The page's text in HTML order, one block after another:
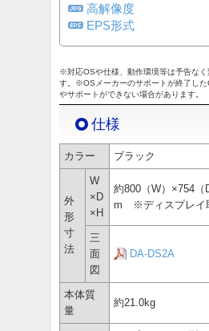
高解像度
EPS形式
※対応OSや仕様、動作環境等は予告なく
す。※OSメーカーのサポートが終了し
やサポートができない場合があります。
仕様
カラー ブラック
外
形
寸
法
W
×D
×H
約800（W）×754（
m ※ディスプレイ
三
面
図
DA-DS2A
本体質
量
約21.0kg